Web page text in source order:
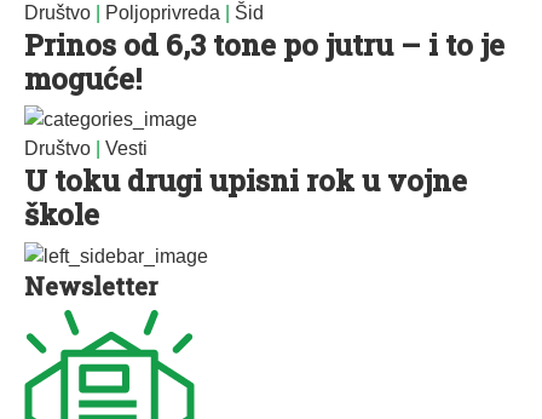
Društvo Poljoprivreda Šid
Prinos od 6,3 tone po jutru – i to je
moguće!
Društvo Vesti
U toku drugi upisni rok u vojne
škole
Newsletter